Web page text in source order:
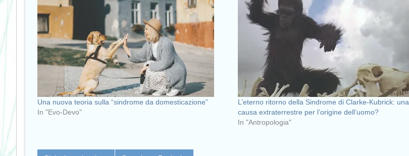
Una nuova teoria sulla “sindrome da domesticazione”
In "Evo-Devo"
L’eterno ritorno della Sindrome di Clarke-Kubrick: una
causa extraterrestre per l’origine dell’uomo?
In "Antropologia"